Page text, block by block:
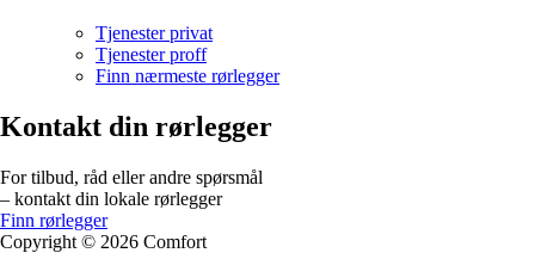
Tjenester privat
Tjenester proff
Finn nærmeste rørlegger
Kontakt din rørlegger
For tilbud, råd eller andre spørsmål
– kontakt din lokale rørlegger
Finn rørlegger
Copyright © 2026 Comfort